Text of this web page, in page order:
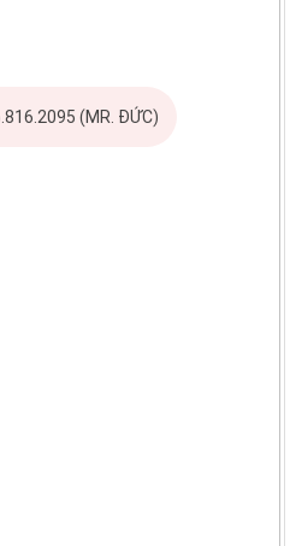
(MR. ĐỨC)